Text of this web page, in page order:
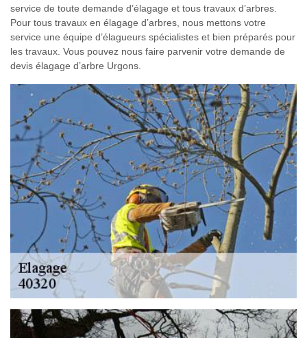
service de toute demande d’élagage et tous travaux d’arbres.
Pour tous travaux en élagage d’arbres, nous mettons votre
service une équipe d’élagueurs spécialistes et bien préparés pour
les travaux. Vous pouvez nous faire parvenir votre demande de
devis élagage d’arbre Urgons.